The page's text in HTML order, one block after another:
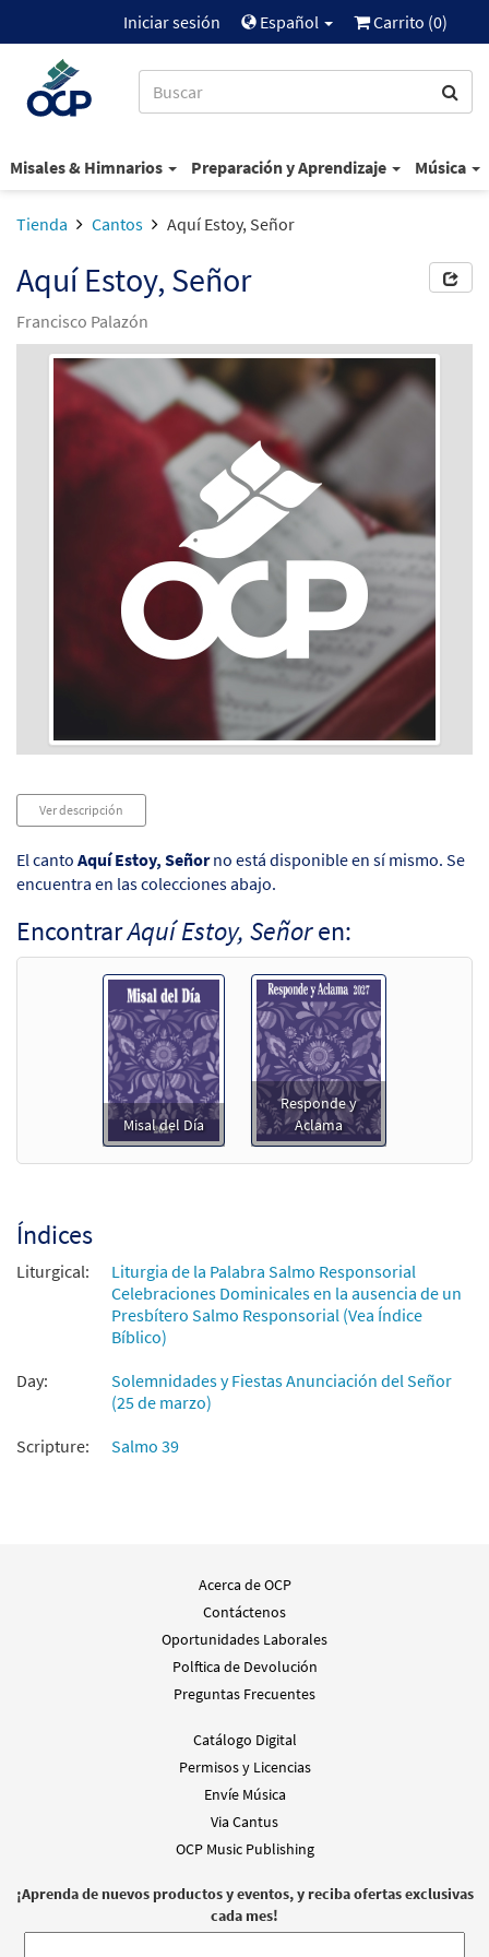
Iniciar sesión Español Carrito (0)
Misales & Himnarios Preparación y Aprendizaje Música
Tienda Cantos Aquí Estoy, Señor
Aquí Estoy, Señor
Francisco Palazón
Ver descripción
El canto Aquí Estoy, Señorno está disponible en sí mismo. Se
encuentra en las colecciones abajo.
EncontrarAquí Estoy, Señoren:
Misal del Día
Responde y
Aclama
Índices
Liturgical:
Liturgia de la Palabra Salmo Responsorial
Celebraciones Dominicales en la ausencia de un
Presbítero Salmo Responsorial (Vea Índice
Bíblico)
Day:
Solemnidades y Fiestas Anunciación del Señor
(25 de marzo)
Scripture:
Salmo 39
Acerca de OCP
Contáctenos
Oportunidades Laborales
Polftica de Devolución
Preguntas Frecuentes
Catálogo Digital
Permisos y Licencias
Envíe Música
Via Cantus
OCP Music Publishing
¡Aprenda de nuevos productos y eventos, y reciba ofertas exclusivas
cada mes!